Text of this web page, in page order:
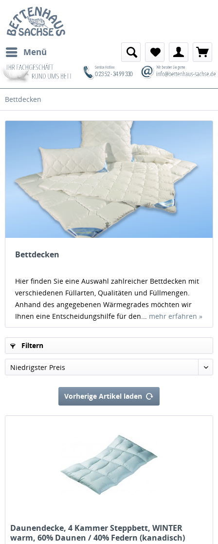
Menü
Bettdecken
Bettdecken
Hier finden Sie eine Auswahl zahlreicher Bettdecken mit
verschiedenen Füllarten, Qualitäten und Füllmengen.
Anhand des angegebenen Wärmegrades möchten wir
Ihnen eine Entscheidungshilfe für den... mehr erfahren »
Filtern
Vorherige Artikel laden
Daunendecke, 4 Kammer Steppbett, WINTER
warm, 60% Daunen / 40% Federn (kanadisch)